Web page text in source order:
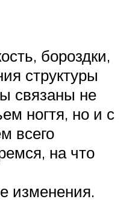
бороздки,
структуры
связаны не
ногтя, но и с
всего
на что
изменения.